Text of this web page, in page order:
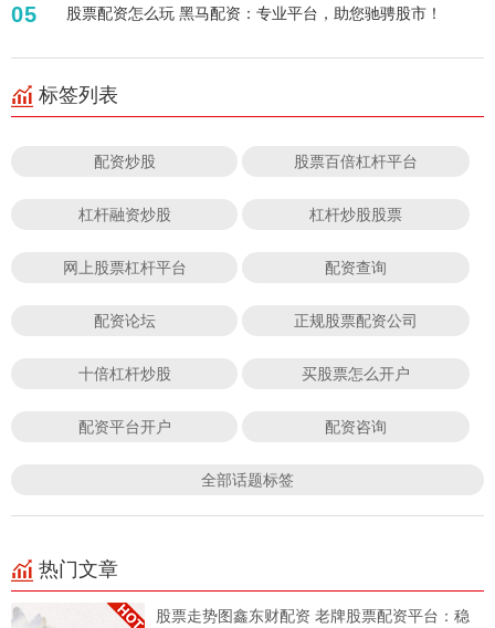
05 股票配资怎么玩 黑马配资：专业平台，助您驰骋股市！
标签列表
配资炒股 股票百倍杠杆平台
杠杆融资炒股 杠杆炒股股票
网上股票杠杆平台 配资查询
配资论坛 正规股票配资公司
十倍杠杆炒股 买股票怎么开户
配资平台开户 配资咨询
全部话题标签
热门文章
股票走势图鑫东财配资 老牌股票配资平台：稳